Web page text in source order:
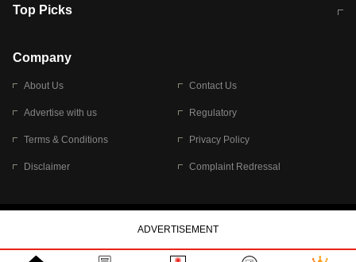
RBI का नया नियम: अब बैंकों को अपनी सभी
Top Picks
बारिश की चेतावनी
Company
About Us Contact Us
Advertise with us Regulatory
Terms & Conditions Privacy Policy
Disclaimer Complaint Redressal